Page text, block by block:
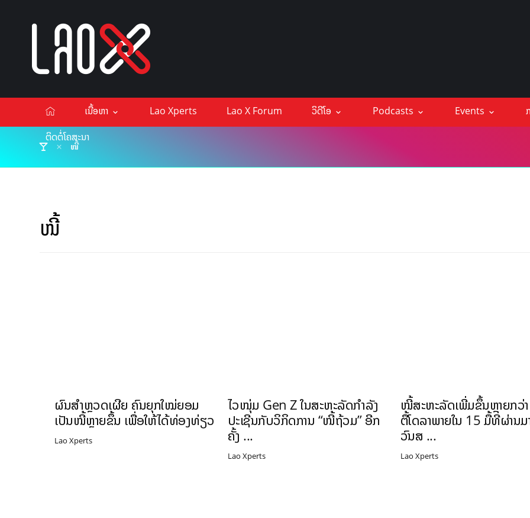
ເນື້ອຫາ Lao Xperts Lao X Forum ວິດີໂອ Podcasts Events
ຕິດຕໍ່ໂຄສະນາ
ໜີ້
ໜີ້
ຜົນສຳຫຼວດເຜີຍ ຄົນຍຸກໃໝ່ຍອມ
ເປັນໜີ້ຫຼາຍຂຶ້ນ ເພື່ອໃຫ້ໄດ້ທ່ອງທ່ຽວ
Lao Xperts
ໄວໜຸ່ມ Gen Z ໃນສະຫະລັດກໍາລັງ
ປະເຊີນກັບວິກິດການ “ໜີ້ຖ້ວມ” ອີກ
ຄັ້ງ ...
Lao Xperts
ໜີ້ສະຫະລັດເພີ່ມຂຶ້ນຫຼາຍກວ່
ຕື້ໂດລາພາຍໃນ 15 ມື້ທີ່ຜ່ານມ
ວົນສ ...
Lao Xperts